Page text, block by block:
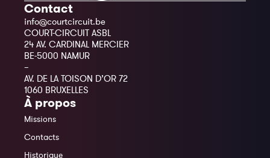
Contact
info@courtcircuit.be
COURT-CIRCUIT ASBL
24 AV. CARDINAL MERCIER
BE-5000 NAMUR
–
AV. DE LA TOISON D’OR 72
1060 BRUXELLES
À propos
Missions
Contacts
Historique